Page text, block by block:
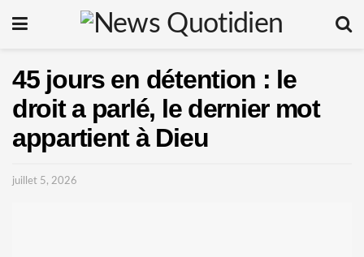
45 jours en détention : le
droit a parlé, le dernier mot
appartient à Dieu
juillet 5, 2026